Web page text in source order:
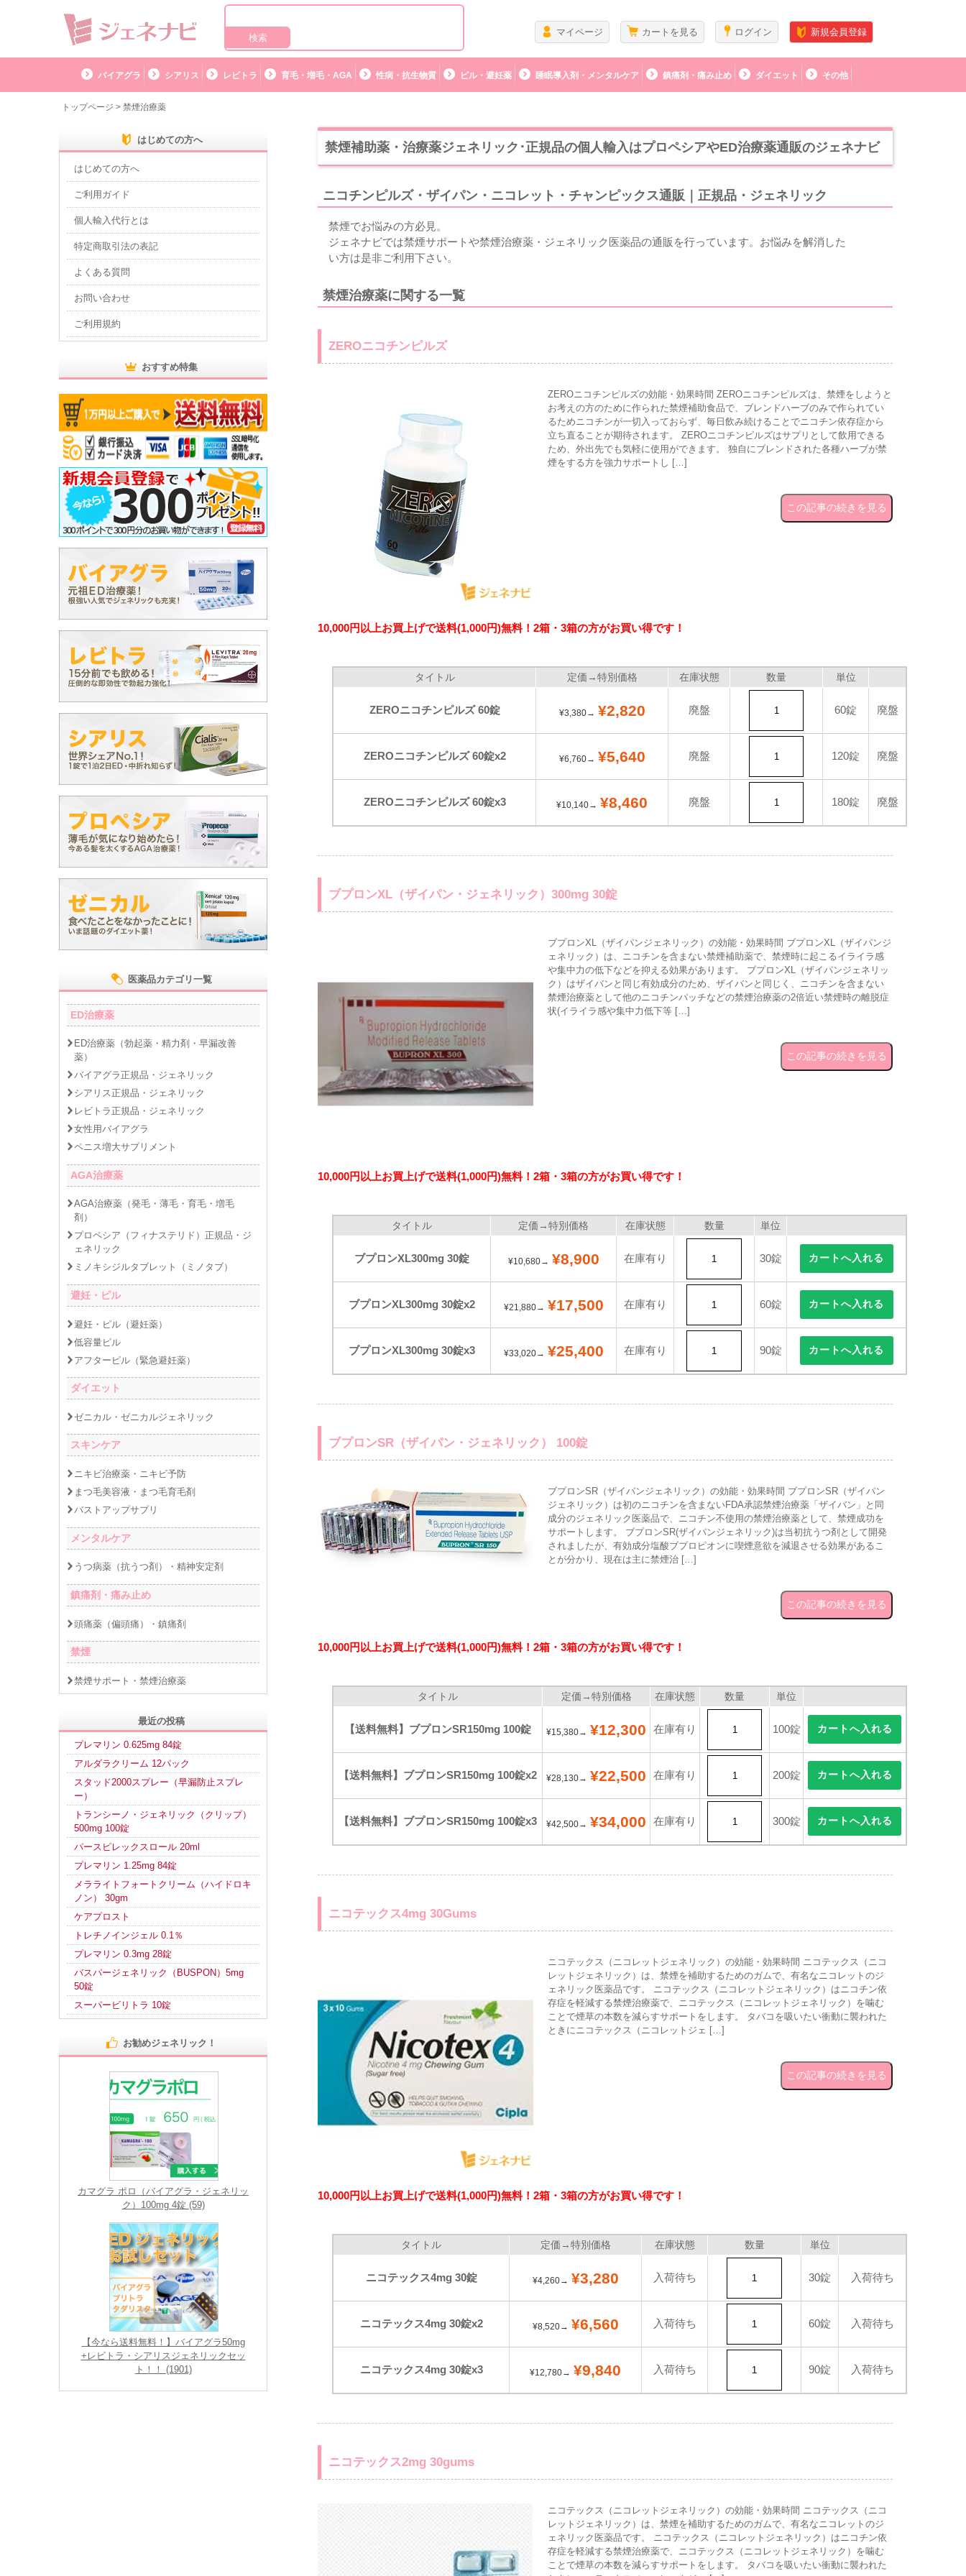
マイページ カートを見る ログイン 新規会員登録
バイアグラ シアリス レビトラ 育毛・増毛・AGA 性病・抗生物質 ピル・避妊薬 睡眠導入剤・メンタルケア 鎮痛剤・痛み止め ダイエット その他
トップページ > 禁煙治療薬
禁煙補助薬・治療薬ジェネリック･正規品の個人輸入はプロペシアやED治療薬通販のジェネナビ
ニコチンピルズ・ザイパン・ニコレット・チャンピックス通販｜正規品・ジェネリック
禁煙でお悩みの方必見。
ジェネナビでは禁煙サポートや禁煙治療薬・ジェネリック医薬品の通販を行っています。お悩みを解消した
い方は是非ご利用下さい。
禁煙治療薬に関する一覧
ZEROニコチンピルズ
ZEROニコチンピルズの効能・効果時間 ZEROニコチンピルズは、禁煙をしようと
お考えの方のために作られた禁煙補助食品で、ブレンドハーブのみで作られてい
るためニコチンが一切入っておらず、毎日飲み続けることでニコチン依存症から
立ち直ることが期待されます。 ZEROニコチンピルズはサプリとして飲用できる
ため、外出先でも気軽に使用ができます。 独自にブレンドされた各種ハーブが禁
煙をする方を強力サポートし […]
この記事の続きを見る
10,000円以上お買上げで送料(1,000円)無料！2箱・3箱の方がお買い得です！
タイトル 定価→特別価格 在庫状態 数量 単位
ZEROニコチンピルズ 60錠 ¥3,380→ ¥2,820 廃盤 60錠 廃盤
ZEROニコチンピルズ 60錠x2 ¥6,760→ ¥5,640 廃盤 120錠 廃盤
ZEROニコチンピルズ 60錠x3 ¥10,140→ ¥8,460 廃盤 180錠 廃盤
ブプロンXL（ザイパン・ジェネリック）300mg 30錠
ブプロンXL（ザイパンジェネリック）の効能・効果時間 ブプロンXL（ザイパンジ
ェネリック）は、ニコチンを含まない禁煙補助薬で、禁煙時に起こるイライラ感
や集中力の低下などを抑える効果があります。 ブプロンXL（ザイパンジェネリッ
ク）はザイバンと同じ有効成分のため、ザイバンと同じく、ニコチンを含まない
禁煙治療薬として他のニコチンパッチなどの禁煙治療薬の2倍近い禁煙時の離脱症
状(イライラ感や集中力低下等 […]
この記事の続きを見る
10,000円以上お買上げで送料(1,000円)無料！2箱・3箱の方がお買い得です！
タイトル 定価→特別価格 在庫状態 数量 単位
ブプロンXL300mg 30錠 ¥10,680→ ¥8,900 在庫有り 30錠
ブプロンXL300mg 30錠x2 ¥21,880→ ¥17,500 在庫有り 60錠
ブプロンXL300mg 30錠x3 ¥33,020→ ¥25,400 在庫有り 90錠
ブプロンSR（ザイパン・ジェネリック） 100錠
ブプロンSR（ザイパンジェネリック）の効能・効果時間 ブプロンSR（ザイパン
ジェネリック）は初のニコチンを含まないFDA承認禁煙治療薬「ザイバン」と同
成分のジェネリック医薬品で、ニコチン不使用の禁煙治療薬として、禁煙成功を
サポートします。 ブプロンSR(ザイパンジェネリック)は当初抗うつ剤として開発
されましたが、有効成分塩酸ブプロピオンに喫煙意欲を減退させる効果があるこ
とが分かり、現在は主に禁煙治 […]
この記事の続きを見る
10,000円以上お買上げで送料(1,000円)無料！2箱・3箱の方がお買い得です！
タイトル 定価→特別価格 在庫状態 数量 単位
【送料無料】ブプロンSR150mg 100錠 ¥15,380→ ¥12,300 在庫有り 100錠
【送料無料】ブプロンSR150mg 100錠x2 ¥28,130→ ¥22,500 在庫有り 200錠
【送料無料】ブプロンSR150mg 100錠x3 ¥42,500→ ¥34,000 在庫有り 300錠
ニコテックス4mg 30Gums
ニコテックス（ニコレットジェネリック）の効能・効果時間 ニコテックス（ニコ
レットジェネリック）は、禁煙を補助するためのガムで、有名なニコレットのジ
ェネリック医薬品です。 ニコテックス（ニコレットジェネリック）はニコチン依
存症を軽減する禁煙治療薬で、ニコテックス（ニコレットジェネリック）を噛む
ことで煙草の本数を減らすサポートをします。 タバコを吸いたい衝動に襲われた
ときにニコテックス（ニコレットジェ […]
この記事の続きを見る
10,000円以上お買上げで送料(1,000円)無料！2箱・3箱の方がお買い得です！
タイトル 定価→特別価格 在庫状態 数量 単位
ニコテックス4mg 30錠 ¥4,260→ ¥3,280 入荷待ち 30錠 入荷待ち
ニコテックス4mg 30錠x2 ¥8,520→ ¥6,560 入荷待ち 60錠 入荷待ち
ニコテックス4mg 30錠x3 ¥12,780→ ¥9,840 入荷待ち 90錠 入荷待ち
ニコテックス2mg 30gums
ニコテックス（ニコレットジェネリック）の効能・効果時間 ニコテックス（ニコ
レットジェネリック）は、禁煙を補助するためのガムで、有名なニコレットのジ
ェネリック医薬品です。 ニコテックス（ニコレットジェネリック）はニコチン依
存症を軽減する禁煙治療薬で、ニコテックス（ニコレットジェネリック）を噛む
ことで煙草の本数を減らすサポートをします。 タバコを吸いたい衝動に襲われた
はじめての方へ
はじめての方へ
ご利用ガイド
個人輸入代行とは
特定商取引法の表記
よくある質問
お問い合わせ
ご利用規約
おすすめ特集
医薬品カテゴリ一覧
ED治療薬
ED治療薬（勃起薬・精力剤・早漏改善
薬）
バイアグラ正規品・ジェネリック
シアリス正規品・ジェネリック
レビトラ正規品・ジェネリック
女性用バイアグラ
ペニス増大サプリメント
AGA治療薬
AGA治療薬（発毛・薄毛・育毛・増毛
剤）
プロペシア（フィナステリド）正規品・ジ
ェネリック
ミノキシジルタブレット（ミノタブ）
避妊・ピル
避妊・ピル（避妊薬）
低容量ピル
アフターピル（緊急避妊薬）
ダイエット
ゼニカル・ゼニカルジェネリック
スキンケア
ニキビ治療薬・ニキビ予防
まつ毛美容液・まつ毛育毛剤
バストアップサプリ
メンタルケア
うつ病薬（抗うつ剤）・精神安定剤
鎮痛剤・痛み止め
頭痛薬（偏頭痛）・鎮痛剤
禁煙
禁煙サポート・禁煙治療薬
最近の投稿
プレマリン 0.625mg 84錠
アルダラクリーム 12パック
スタッド2000スプレー（早漏防止スプレ
ー）
トランシーノ・ジェネリック（クリップ）
500mg 100錠
パースピレックスロール 20ml
プレマリン 1.25mg 84錠
メラライトフォートクリーム（ハイドロキ
ノン） 30gm
ケアプロスト
トレチノインジェル 0.1％
プレマリン 0.3mg 28錠
バスパージェネリック（BUSPON）5mg
50錠
スーパービリトラ 10錠
お勧めジェネリック！
カマグラ ポロ（バイアグラ・ジェネリッ
ク）100mg 4錠 (59)
【今なら送料無料！】バイアグラ50mg
+レビトラ・シアリスジェネリックセッ
ト！！ (1901)